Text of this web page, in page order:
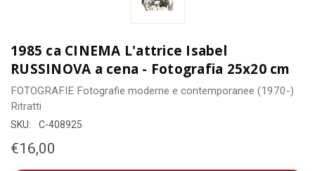
1985 ca CINEMA L'attrice Isabel
RUSSINOVA a cena - Fotografia 25x20 cm
FOTOGRAFIE Fotografie moderne e contemporanee (1970-)
Ritratti
SKU: C-408925
€16,00